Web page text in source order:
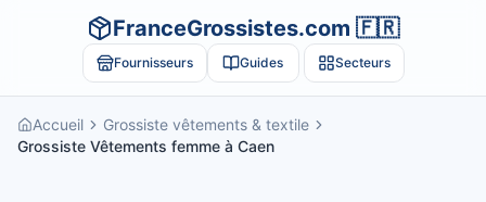
FranceGrossistes.com 🇫🇷
Fournisseurs Guides Secteurs
Accueil
Grossiste vêtements & textile
Grossiste Vêtements femme à Caen